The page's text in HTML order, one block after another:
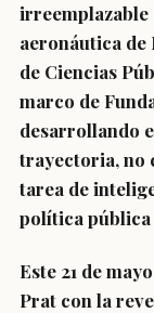
irreemplazable
aeronáutica de
de Ciencias
marco de
desarrollando
trayectoria, no
tarea de
política pública
Este 21 de
Prat con la